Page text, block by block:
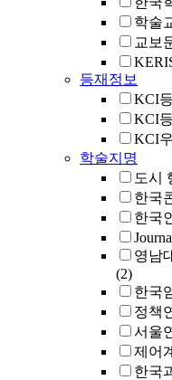
학술
교보
등재정보
KCI
KCI
KCI
학술지명
도시
한국
한국
영남
(2)
한국
정책
서울
제어
한국